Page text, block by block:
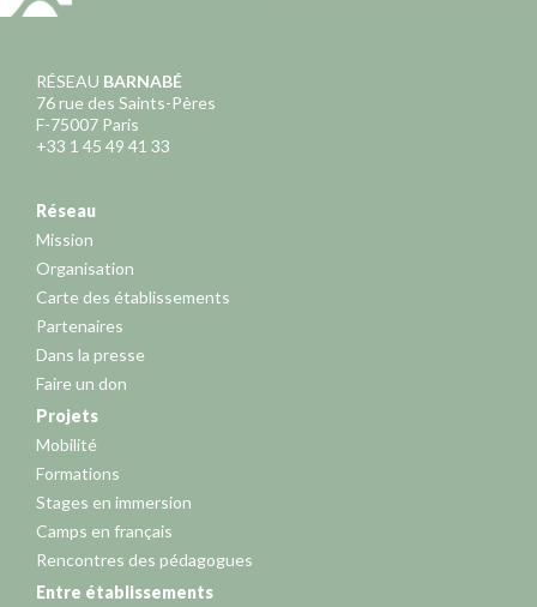
RÉSEAU BARNABÉ
76 rue des Saints-Pères
F-75007 Paris
+33 1 45 49 41 33
Réseau
Mission
Organisation
Carte des établissements
Partenaires
Dans la presse
Faire un don
Projets
Mobilité
Formations
Stages en immersion
Camps en français
Rencontres des pédagogues
Entre établissements